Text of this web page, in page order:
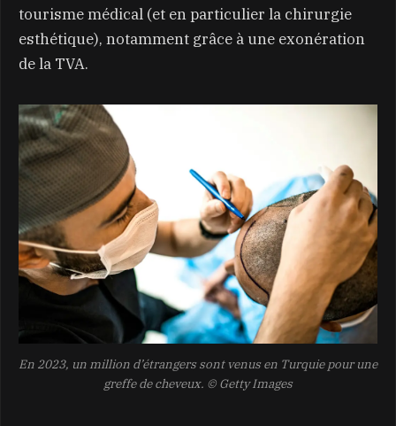
tourisme médical (et en particulier la chirurgie
esthétique), notamment grâce à une exonération
de la TVA.
En 2023, un million d’étrangers sont venus en Turquie pour une
greffe de cheveux. © Getty Images